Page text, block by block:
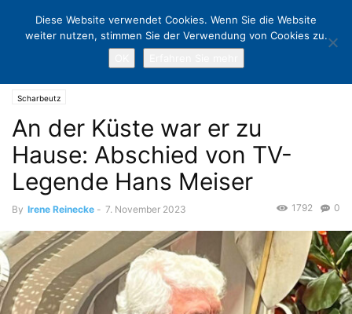
Scharbeutz
An der Küste war er zu
Hause: Abschied von TV-
Legende Hans Meiser
By Irene Reinecke - 7. November 2023 0
1792
Diese Website verwendet Cookies. Wenn Sie die Website
weiter nutzen, stimmen Sie der Verwendung von Cookies zu.